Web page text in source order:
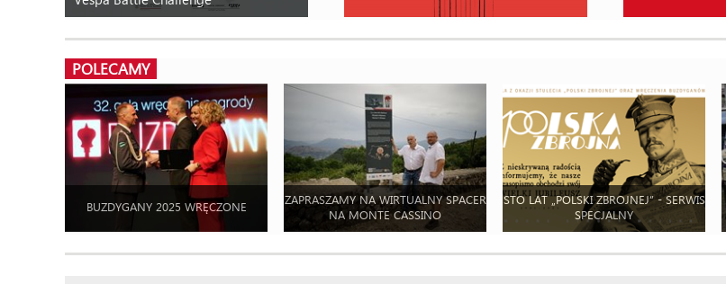
POLECAMY
BUZDYGANY 2025 WRĘCZONE
ZAPRASZAMY NA WIRTUALNY SPACER
NA MONTE CASSINO
STO LAT „POLSKI ZBROJNEJ” - SERWIS
SPECJALNY